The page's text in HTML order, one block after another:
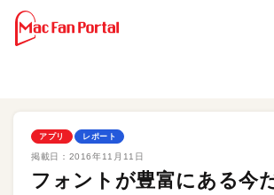
アプリ レポート
掲載日： 2016年11月11日
フォントが豊富にある今